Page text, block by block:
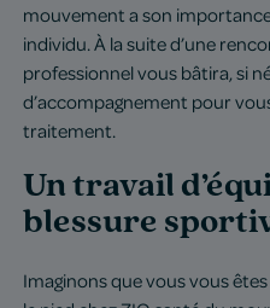
mouvement a son
individu. À la suite d’une
professionnel vous bâtira, si
d’accompagnement pour
traitement.
Un travail
blessure
Imaginons que vous vous